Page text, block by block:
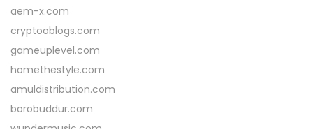
aem-x.com
cryptooblogs.com
gameuplevel.com
homethestyle.com
amuldistribution.com
borobuddur.com